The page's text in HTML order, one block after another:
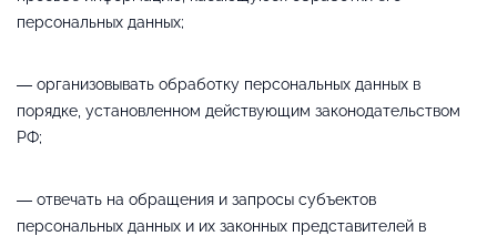
персональных данных;
— организовывать обработку персональных данных в
порядке, установленном действующим законодательством
РФ;
— отвечать на обращения и запросы субъектов
персональных данных и их законных представителей в